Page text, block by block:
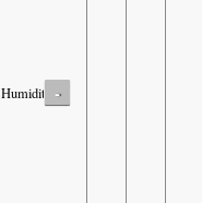
Humidity -